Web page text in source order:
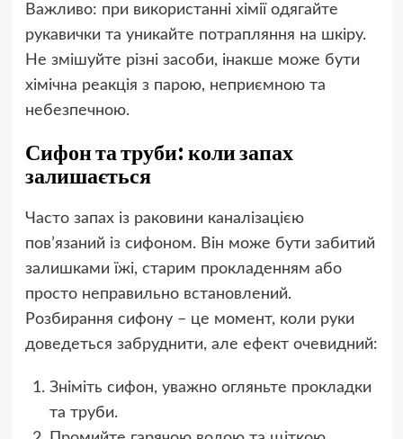
Важливо: при використанні хімії одягайте
рукавички та уникайте потрапляння на шкіру.
Не змішуйте різні засоби, інакше може бути
хімічна реакція з парою, неприємною та
небезпечною.
Сифон та труби: коли запах
залишається
Часто запах із раковини каналізацією
пов’язаний із сифоном. Він може бути забитий
залишками їжі, старим прокладенням або
просто неправильно встановлений.
Розбирання сифону – це момент, коли руки
доведеться забруднити, але ефект очевидний:
Зніміть сифон, уважно огляньте прокладки
та труби.